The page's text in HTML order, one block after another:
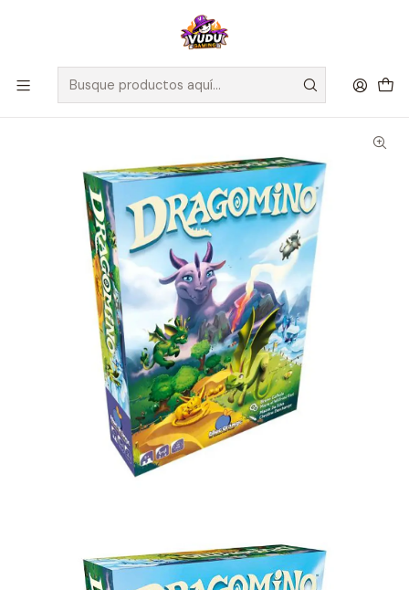
🚀 ¡Despachamos a todo Chile! Envío GRATIS a Regiones sobre
$100.000 y a RM sobre $35.000
Juegos de Mesa Competitivos Dragomino - Español